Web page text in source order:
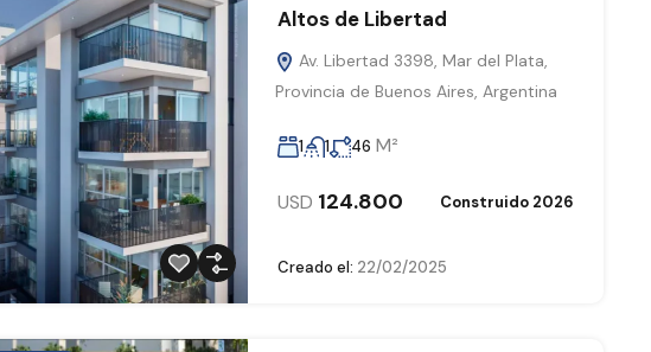
Altos de Libertad
Av. Libertad 3398, Mar del Plata,
Provincia de Buenos Aires, Argentina
1 1 46 M²
USD 124.800 Construido 2026
Creado el: 22/02/2025